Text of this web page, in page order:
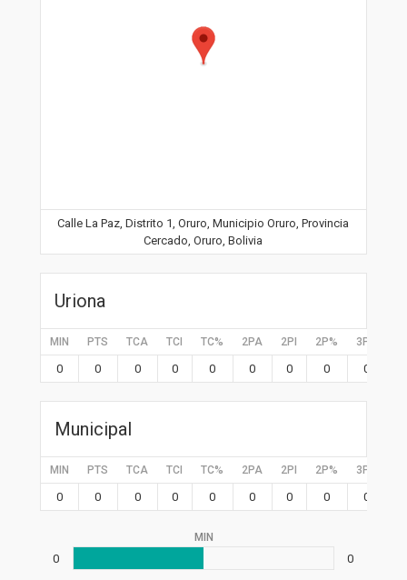
Calle La Paz, Distrito 1, Oruro, Municipio Oruro, Provincia
Cercado, Oruro, Bolivia
Uriona
MIN PTS TCA TCI TC% 2PA 2PI 2P% 3PA
0 0 0 0 0 0 0 0 0
Municipal
MIN PTS TCA TCI TC% 2PA 2PI 2P% 3PA
0 0 0 0 0 0 0 0 0
MIN
0 0